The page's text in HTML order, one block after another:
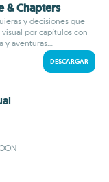
& Chapters
y decisiones que
por capítulos con
y aventuras...
DESCARGAR